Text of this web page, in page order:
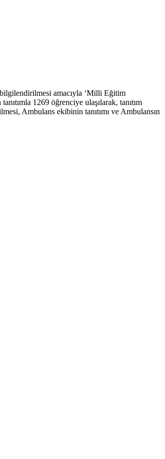
bilgilendirilmesi amacıyla ‘Milli Eğitim
1269 öğrenciye ulaşılarak, tanıtım
Ambulans ekibinin tanıtımı ve Ambulansın